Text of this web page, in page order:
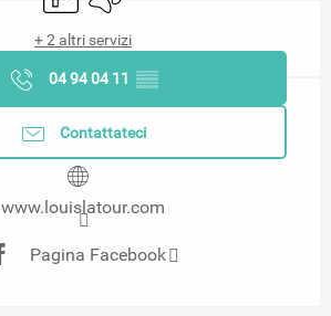
+ 2 altri servizi
04 94 04 11 ▒▒
Contattateci
www.louislatour.com
Pagina Facebook